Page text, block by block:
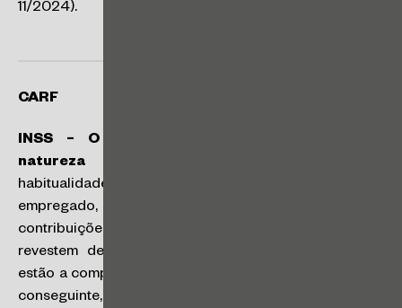
11/2024).
CARF
INSS – O pagamento de gratificações tem
natureza salarial
habitualidade e em valor vinculado ao salário do
empregado, integra o conceito de salário para fins de
contribuições previdenciárias. Isso porque, as verbas se
revestem de natureza remuneratória, de forma que
estão a compensar o trabalhador pelo seu labor e, por
conseguinte, devem sujeitar-se à incidência das